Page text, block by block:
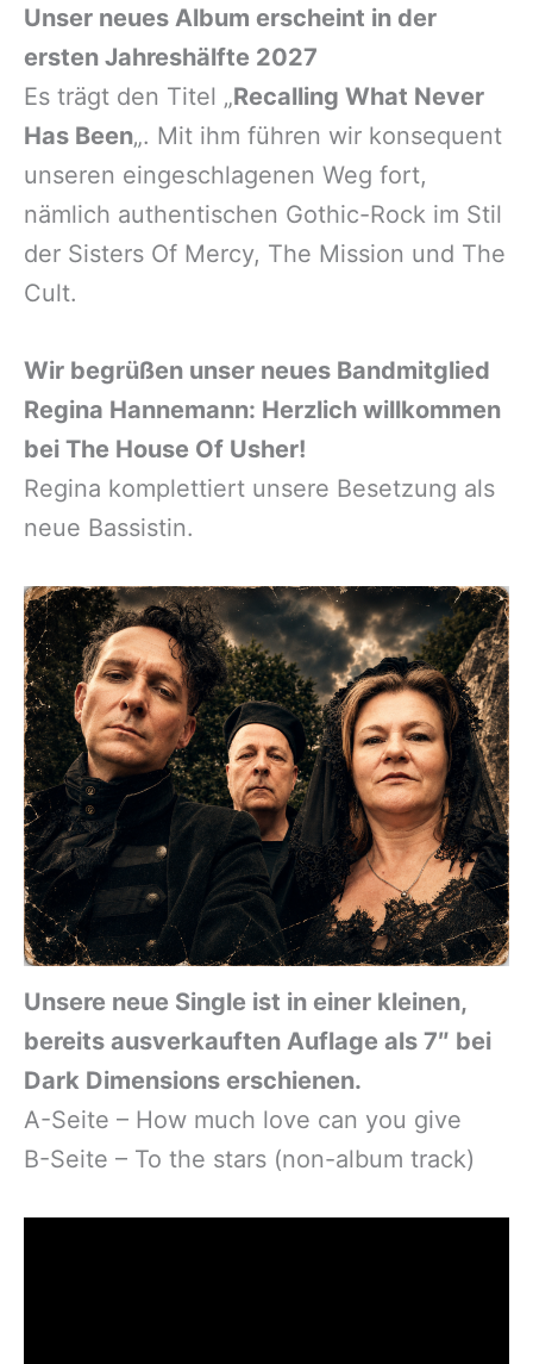
Unser neues Album erscheint in der
ersten Jahreshälfte 2027
Es trägt den Titel „Recalling What Never
Has Been„. Mit ihm führen wir konsequent
unseren eingeschlagenen Weg fort,
nämlich authentischen Gothic-Rock im Stil
der Sisters Of Mercy, The Mission und The
Cult.
Wir begrüßen unser neues Bandmitglied
Regina Hannemann: Herzlich willkommen
bei The House Of Usher!
Regina komplettiert unsere Besetzung als
neue Bassistin.
Unsere neue Single ist in einer kleinen,
bereits ausverkauften Auflage als 7″ bei
Dark Dimensions erschienen.
A-Seite – How much love can you give
B-Seite – To the stars (non-album track)